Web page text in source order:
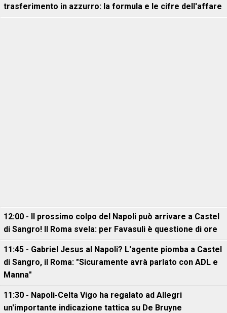
trasferimento in azzurro: la formula e le cifre dell'affare
12:00 - Il prossimo colpo del Napoli può arrivare a Castel
di Sangro! Il Roma svela: per Favasuli è questione di ore
11:45 - Gabriel Jesus al Napoli? L'agente piomba a Castel
di Sangro, il Roma: "Sicuramente avrà parlato con ADL e
Manna"
11:30 - Napoli-Celta Vigo ha regalato ad Allegri
un'importante indicazione tattica su De Bruyne